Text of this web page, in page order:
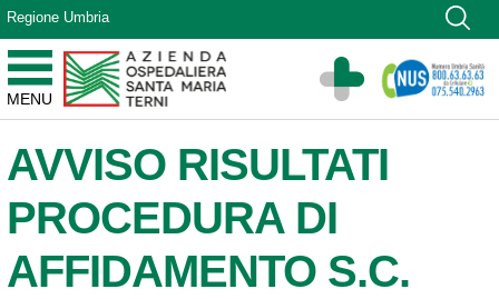
Vai ai contenuti
Vai al menu di navigazione
Vai al footer
Regione Umbria
MENU
Azienda Ospedaliera Santa Maria di Terni
Sito Istituzionale
AVVISO RISULTATI
PROCEDURA DI
AFFIDAMENTO S.C.